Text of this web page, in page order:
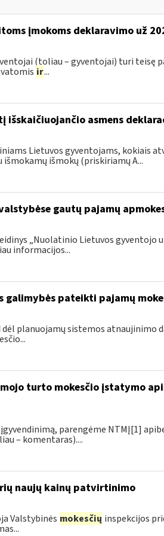
įmokoms deklaravimo už
(toliau – gyventojai) turi teisę
ir...
asmens
Lietuvos gyventojams, kokiais
išmokų (priskiriamų A...
gautų pajamų
„Nuolatinio Lietuvos gyventojo
informacijos...
pateikti pajamų
planuojamų sistemos atnaujinimo
turto mokesčio įstatymo
parengėme NTMĮ[1]
– komentaras)....
naujų kainų patvirtinimo
Valstybinės mokesčių inspekcijos